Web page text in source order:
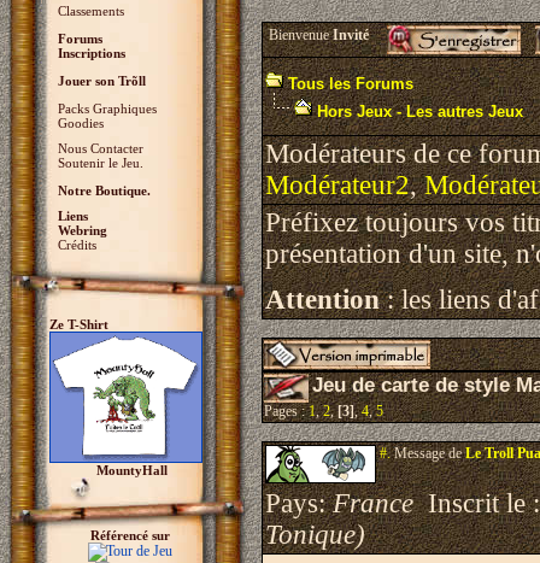
Classements
Forums
Inscriptions
Jouer son Trõll
Packs Graphiques
Goodies
Nous Contacter
Soutenir le Jeu.
Notre Boutique.
Liens
Webring
Crédits
Ze T-Shirt
MountyHall
Référencé sur
BienvenueInvité
Tous les Forums
Hors Jeux - Les autres Jeux
Modérateurs de ce
Modérateur2,
Préfixez toujours vos
présentation d'un site,
Attention: les liens
Jeu de carte de style
Pages :1,2,[3],4,5
#.Message deLe Troll
Pays:FranceInscrit le
Tonique)